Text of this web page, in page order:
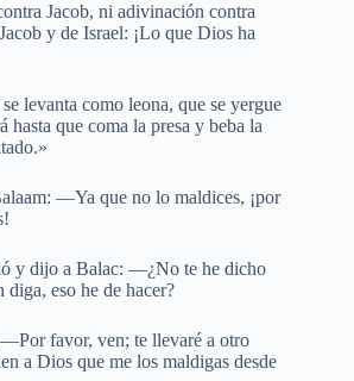
Jacob, ni adivinación contra
y de Israel: ¡Lo que Dios ha
levanta como leona, que se yergue
hasta que coma la presa y beba la
—Ya que no lo maldices, ¡por
y dijo a Balac: —¿No te he dicho
eso he de hacer?
favor, ven; te llevaré a otro
a Dios que me los maldigas desde